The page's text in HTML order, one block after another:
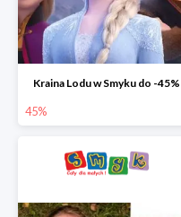
Kraina Lodu w Smyku do -45%
45%